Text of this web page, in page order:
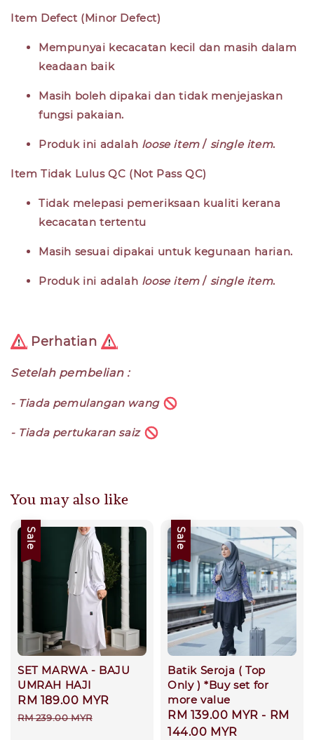
Item Defect (Minor Defect)
Mempunyai kecacatan kecil dan masih dalam
keadaan baik
Masih boleh dipakai dan tidak menjejaskan
fungsi pakaian.
Produk ini adalah loose item/ single item.
Item Tidak Lulus QC (Not Pass QC)
Tidak melepasi pemeriksaan kualiti kerana
kecacatan tertentu
Masih sesuai dipakai untuk kegunaan harian.
Produk ini adalah loose item/ single item.
Perhatian
Setelah pembelian :
- Tiada pemulangan wang
- Tiada pertukaran saiz
You may also like
Sale
SET MARWA - BAJU
UMRAH HAJI
Sale
price
RM 189.00 MYR
RM 239.00 MYR
Sale
Batik Seroja ( Top
Only ) *Buy set for
more value
Sale
price
RM 139.00 MYR - RM
144.00 MYR